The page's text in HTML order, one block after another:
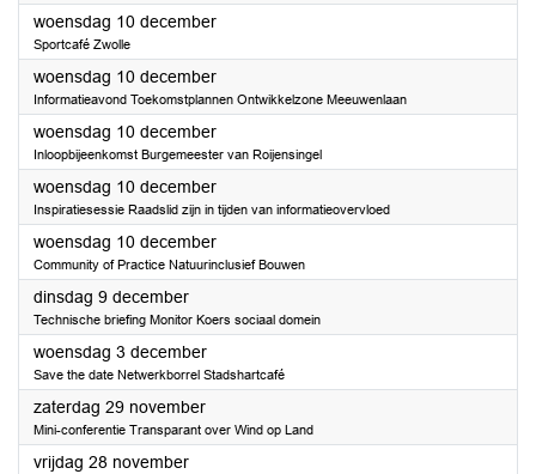
woensdag 10 december2025
Sportcafé Zwolle
woensdag 10 december2025
Informatieavond Toekomstplannen Ontwikkelzone Meeuwenlaan
woensdag 10 december2025
Inloopbijeenkomst Burgemeester van Roijensingel
woensdag 10 december2025
Inspiratiesessie Raadslid zijn in tijden van informatieovervloed
woensdag 10 december2025
Community of Practice Natuurinclusief Bouwen
dinsdag 9 december2025
Technische briefing Monitor Koers sociaal domein
woensdag 3 december2025
Save the date Netwerkborrel Stadshartcafé
zaterdag 29 november2025
Mini-conferentie Transparant over Wind op Land
vrijdag 28 november2025